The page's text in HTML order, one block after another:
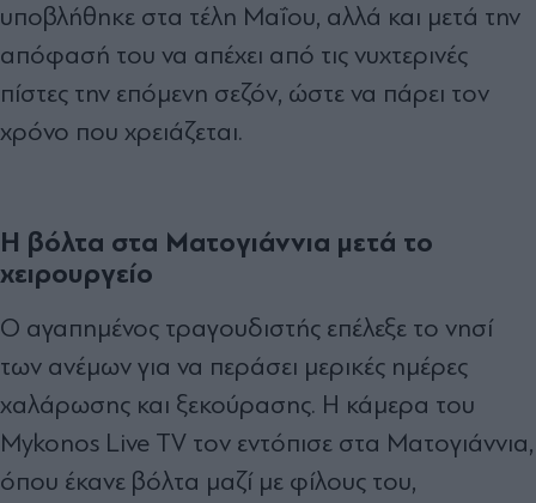
υποβλήθηκε στα τέλη Μαΐου, αλλά και μετά την
απόφασή του να απέχει από τις νυχτερινές
πίστες την επόμενη σεζόν, ώστε να πάρει τον
χρόνο που χρειάζεται.
Η βόλτα στα Ματογιάννια μετά το
χειρουργείο
Ο αγαπημένος τραγουδιστής επέλεξε το νησί
των ανέμων για να περάσει μερικές ημέρες
χαλάρωσης και ξεκούρασης. Η κάμερα του
Mykonos Live TV τον εντόπισε στα Ματογιάννια,
όπου έκανε βόλτα μαζί με φίλους του,